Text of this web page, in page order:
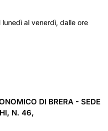
al venerdì, dalle ore
DI BRERA - SEDE
N. 46,